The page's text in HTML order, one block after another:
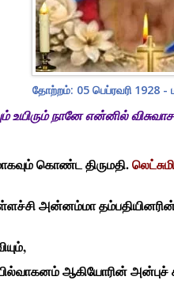
தோற்றம்: 05 பெப்ரவரி 1928 -
உயிரும் நானே என்னில்
கொண்ட திருமதி.
அன்னம்மா தம்பதியினரின்
ஆகியோரின் அன்புச்